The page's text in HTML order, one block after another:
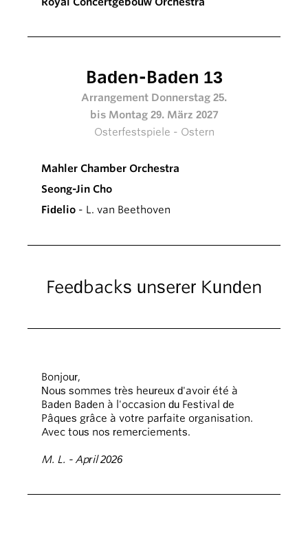
Baden-Baden 13
Arrangement Donnerstag 25.
bis Montag 29. März 2027
Osterfestspiele - Ostern
Mahler Chamber Orchestra
Seong-Jin Cho
Fidelio - L. van Beethoven
Feedbacks unserer Kunden
Bonjour,
Nous sommes très heureux d'avoir été à
Baden Baden à l'occasion du Festival de
Pâques grâce à votre parfaite organisation.
Avec tous nos remerciements.
M. L. - April 2026